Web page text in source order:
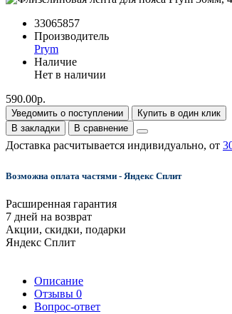
33065857
Производитель
Prym
Наличие
Нет в наличии
590.00р.
Уведомить о поступлении
Купить в один клик
В закладки
В сравнение
Доставка расчитывается индивидуально, от
Возможна оплата частями - Яндекс Сплит
Расширенная гарантия
7 дней на возврат
Акции, скидки, подарки
Яндекс Сплит
Описание
Отзывы 0
Вопрос-ответ